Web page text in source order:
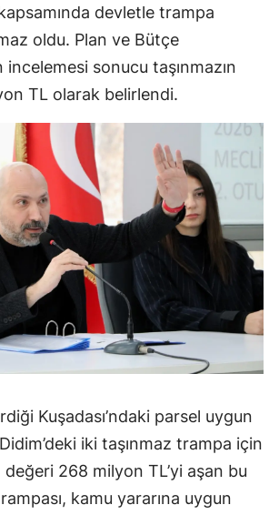
devletle trampa
oldu. Plan ve Bütçe
incelemesi sonucu taşınmazın
TL olarak belirlendi.
Kuşadası’ndaki parsel uygun
iki taşınmaz trampa için
268 milyon TL’yi aşan bu
kamu yararına uygun